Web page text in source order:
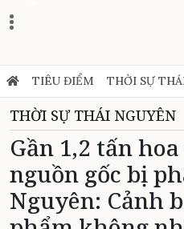
TIÊU ĐIỂM THỜI SỰ
THỜI SỰ THÁI NGUYÊN
Gần 1,2 tấn
nguồn gốc bị
Nguyên: Cảnh